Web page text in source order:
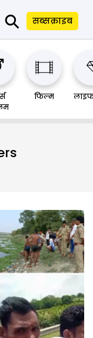
⚲ सब्सक्राइब
फिल्म